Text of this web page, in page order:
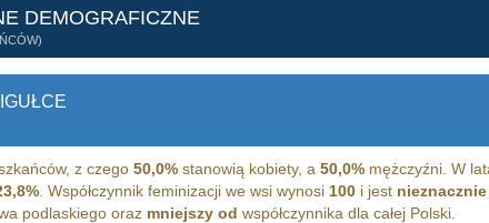
DEMOGRAFICZNE
z czego 50,0%stanowią kobiety, a 50,0%mężczyźni. W
. Współczynnik feminizacji we wsi wynosi 100i jest
podlaskiego oraz mniejszy od współczynnika dla całej Polski.